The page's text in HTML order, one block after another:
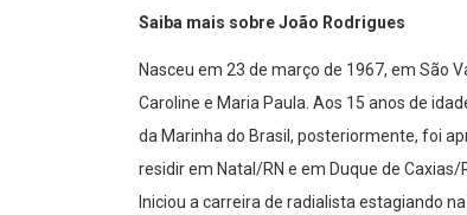
Saiba mais sobre João Rodrigues
Nasceu em 23 de março de 1967, em São
Caroline e Maria Paula. Aos 15 anos de
da Marinha do Brasil, posteriormente, foi
residir em Natal/RN e em Duque de Caxias/
Iniciou a carreira de radialista estagiando